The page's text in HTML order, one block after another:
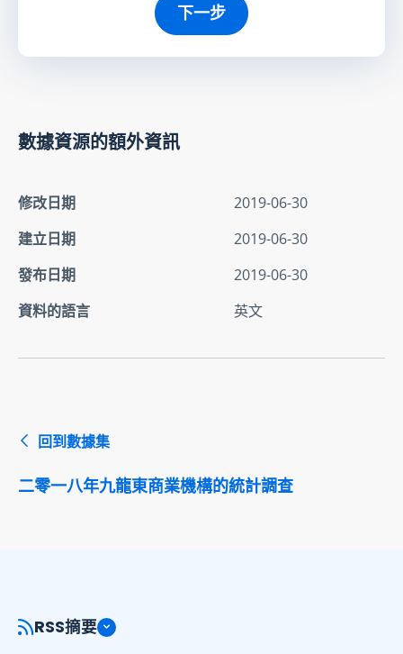
下一步
數據資源的額外資訊
修改日期
2019-06-30
建立日期
2019-06-30
發布日期
2019-06-30
資料的語言
英文
回到數據集
二零一八年九龍東商業機構的統計調查
RSS摘要